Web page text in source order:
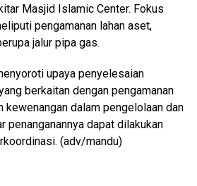
Masjid Islamic Center. Fokus
pengamanan lahan aset,
jalur pipa gas.
upaya penyelesaian
berkaitan dengan pengamanan
kewenangan dalam pengelolaan dan
penanganannya dapat dilakukan
(adv/mandu)